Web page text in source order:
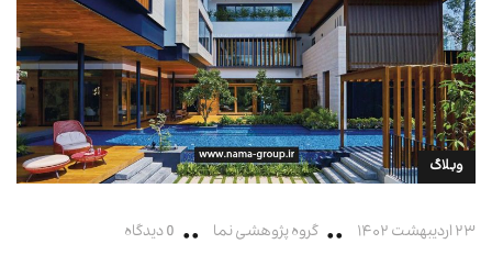
وبلاگ
۲۳ اردیبهشت ۱۴۰۲ گروه پژوهشی نما 0 دیدگاه